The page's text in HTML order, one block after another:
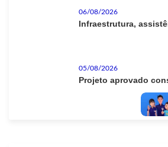
06/08/2026
Infraestrutura,
05/08/2026
Projeto aprovado